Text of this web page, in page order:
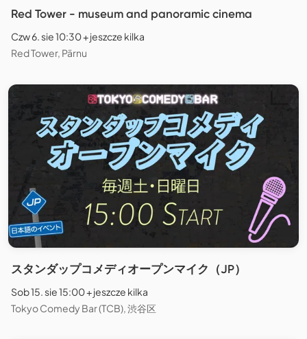
Red Tower - museum and panoramic cinema
Czw 6. sie 10:30 + jeszcze kilka
Red Tower, Pärnu
スタンダップコメディオープンマイク（JP）
Sob 15. sie 15:00 + jeszcze kilka
Tokyo Comedy Bar (TCB), 渋谷区